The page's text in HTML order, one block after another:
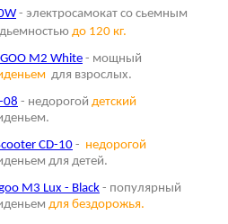
- электросамокат со сьемным
до 120 кг.
M2 White - мощный
для взрослых.
08 - недорогой детский
CD-10 - недорогой
для детей.
M3 Lux - Black - популярный
для бездорожья.